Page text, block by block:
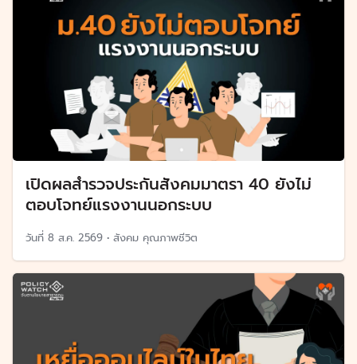
เปิดผลสำรวจประกันสังคมมาตรา 40 ยังไม่
ตอบโจทย์แรงงานนอกระบบ
วันที่ 8 ส.ค. 2569 • สังคม คุณภาพชีวิต